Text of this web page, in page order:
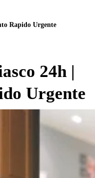
Rapido Urgente
24h |
Urgente